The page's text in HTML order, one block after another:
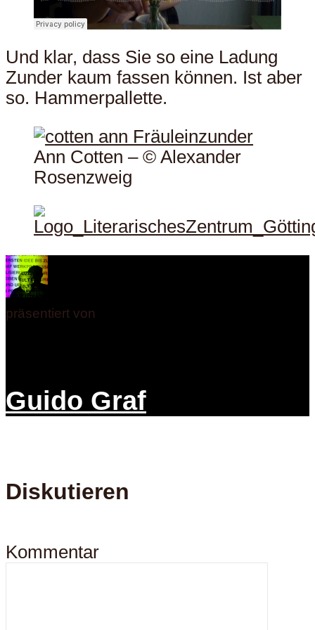
Und klar, dass Sie so eine Ladung
Zunder kaum fassen können. Ist aber
so. Hammerpallette.
Ann Cotten – © Alexander
Rosenzweig
präsentiert von
Guido Graf
Diskutieren
Kommentar